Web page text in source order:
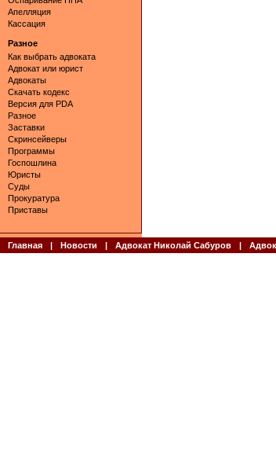
Апелляция
Кассация
Разное
Как выбрать адвоката
Адвокат или юрист
Адвокаты
Скачать кодекс
Версия для PDA
Разное
Заставки
Скринсейверы
Программы
Госпошлина
Юристы
Суды
Прокуратура
Приставы
Главная | Новости | Адвокат Николай Сабуров |